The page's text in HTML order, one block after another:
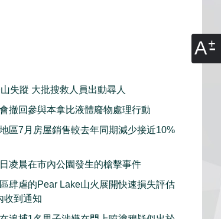
A
失蹤 大批搜救人員出動尋人
撤回參與本拿比液體廢物處理行動
區7月房屋銷售較去年同期減少接近10%
凌晨在市內公園發生的槍擊事件
肆虐的Pear Lake山火展開快速損失評估
收到通知